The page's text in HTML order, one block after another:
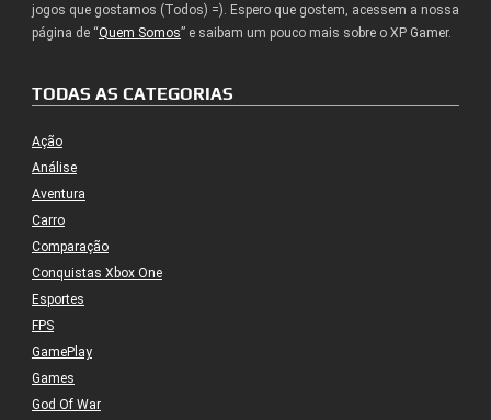
jogos que gostamos (Todos) =). Espero que gostem, acessem a nossa
página de “Quem Somos” e saibam um pouco mais sobre o XP Gamer.
TODAS AS CATEGORIAS
Ação
Análise
Aventura
Carro
Comparação
Conquistas Xbox One
Esportes
FPS
GamePlay
Games
God Of War